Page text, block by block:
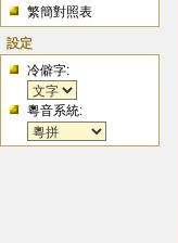
繁簡對照表
設定
冷僻字:
粵音系統: